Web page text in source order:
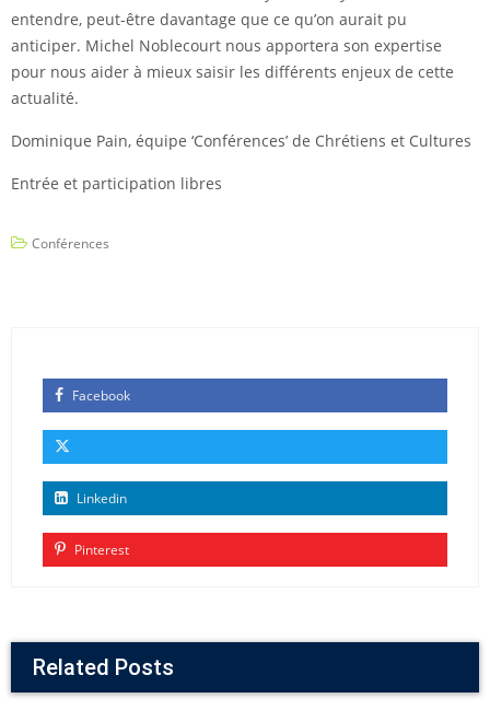
entendre, peut-être davantage que ce qu’on aurait pu
anticiper. Michel Noblecourt nous apportera son expertise
pour nous aider à mieux saisir les différents enjeux de cette
actualité.
Dominique Pain, équipe ‘Conférences’ de Chrétiens et Cultures
Entrée et participation libres
Conférences
Facebook
Linkedin
Pinterest
Related Posts